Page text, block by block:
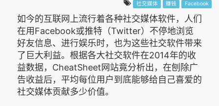
社交媒体 赚钱 Facebook
如今的互联网上流行着各种社交媒体软件，人们
在用Facebook或推特（Twitter）不停地浏览
好友信息、进行娱乐时，也为这些社交软件带来
了巨大利益。根据各大社交软件在2014年的收
益数据，CheatSheet网站竟分析出，在刨除广
告收益后，平均每位用户到底能够给自己喜爱的
社交媒体贡献多少价值。